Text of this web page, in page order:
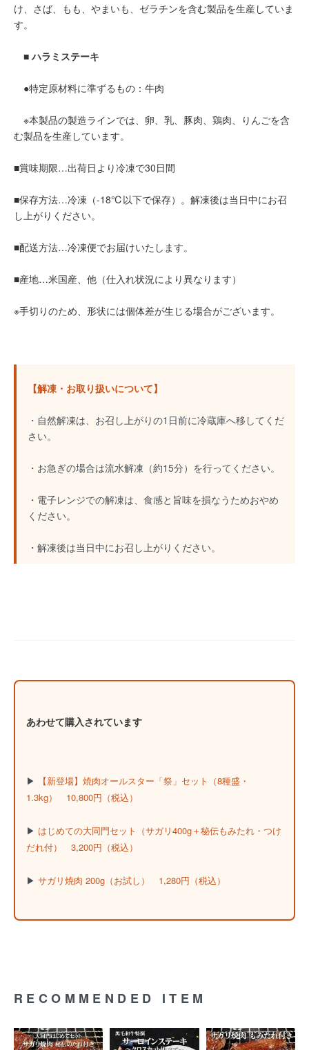
け、さば、もも、やまいも、ゼラチンを含む製品を生産していま
す。
■ ハラミステーキ
●特定原材料に準ずるもの：牛肉
※本製品の製造ラインでは、卵、乳、豚肉、鶏肉、りんごを含
む製品を生産しています。
■賞味期限…出荷日より冷凍で30日間
■保存方法…冷凍（-18℃以下で保存）。解凍後は当日中にお召
し上がりください。
■配送方法…冷凍便でお届けいたします。
■産地…米国産、他（仕入れ状況により異なります）
※手切りのため、形状には個体差が生じる場合がございます。
【解凍・お取り扱いについて】
・自然解凍は、お召し上がりの1日前に冷蔵庫へ移してくだ
さい。
・お急ぎの場合は流水解凍（約15分）を行ってください。
・電子レンジでの解凍は、食感と旨味を損なうためおやめ
ください。
・解凍後は当日中にお召し上がりください。
あわせて購入されています
▶
【新登場】焼肉オールスター「祭」セット（8種盛・
1.3kg） 10,800円（税込）
▶ はじめての大同門セット（サガリ400g＋秘伝もみたれ・つけ
だれ付） 3,200円（税込）
▶ サガリ焼肉 200g（お試し） 1,280円（税込）
RECOMMENDED ITEM